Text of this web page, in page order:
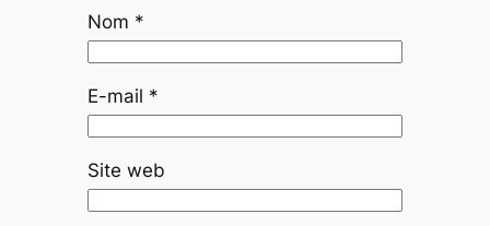
Nom *
E-mail *
Site web